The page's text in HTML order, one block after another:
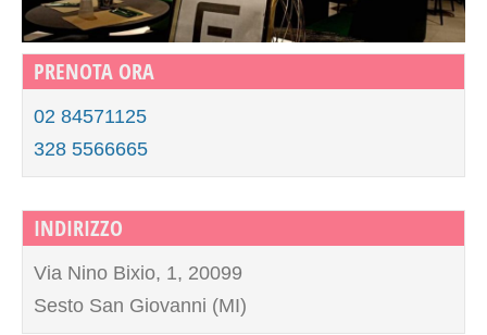
PRENOTA ORA
02 84571125
328 5566665
INDIRIZZO
Via Nino Bixio, 1, 20099
Sesto San Giovanni (MI)